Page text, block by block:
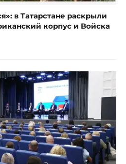
в Татарстане раскрыли
корпус и Войска